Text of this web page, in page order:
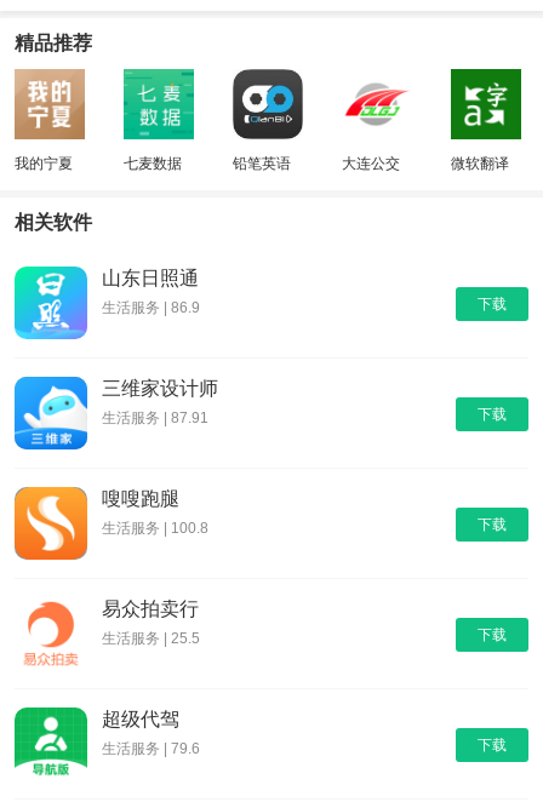
精品推荐
我的宁夏 七麦数据 铅笔英语 大连公交 微软翻译
相关软件
下载
山东日照通
生活服务 | 86.9
下载
三维家设计师
生活服务 | 87.91
下载
嗖嗖跑腿
生活服务 | 100.8
下载
易众拍卖行
生活服务 | 25.5
下载
超级代驾
生活服务 | 79.6